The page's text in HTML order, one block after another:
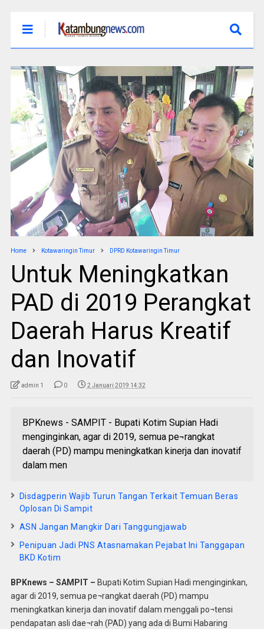
Home Kotawaringin Timur DPRD Kotawaringin Timur
Untuk Meningkatkan
PAD di 2019 Perangkat
Daerah Harus Kreatif
dan Inovatif
admin 1 0 2 Januari 2019 14:32
BPKnews - SAMPIT - Bupati Kotim Supian Hadi
menginginkan, agar di 2019, semua pe¬rangkat
daerah (PD) mampu meningkatkan kinerja dan inovatif
dalam men
Disdagperin Wajib Turun Tangan Terkait Temuan Beras
Oplosan Di Sampit
ASN Jangan Mangkir Dari Tanggungjawab
Penipuan Jadi PNS Atasnamakan Pejabat Ini Tanggapan
BKD Kotim
BPKnews – SAMPIT – Bupati Kotim Supian Hadi menginginkan,
agar di 2019, semua pe¬rangkat daerah (PD) mampu
meningkatkan kinerja dan inovatif dalam menggali po¬tensi
pendapatan asli dae¬rah (PAD) yang ada di Bumi Habaring